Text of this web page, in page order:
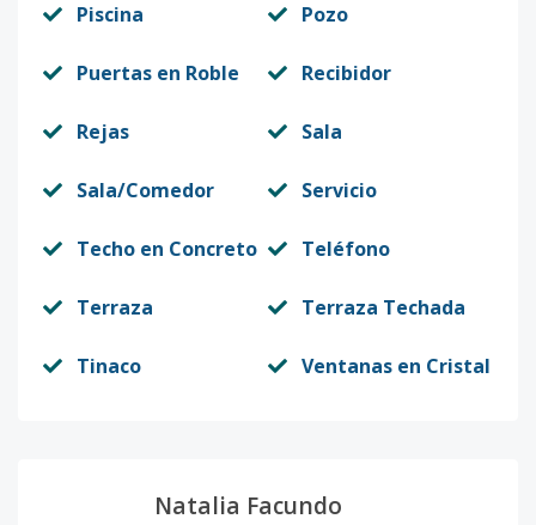
Piscina Pozo
Puertas en Roble Recibidor
Rejas Sala
Sala/Comedor Servicio
Techo en Concreto Teléfono
Terraza Terraza Techada
Tinaco Ventanas en Cristal
Natalia Facundo